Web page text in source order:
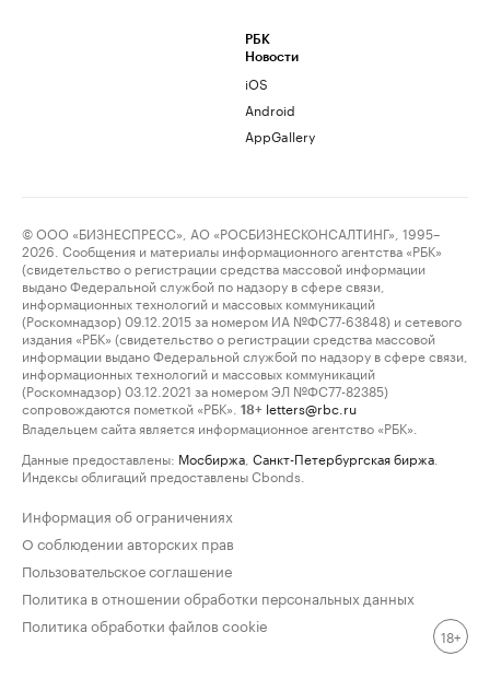
РБК
Новости
iOS
Android
AppGallery
© ООО «БИЗНЕСПРЕСС», АО «РОСБИЗНЕСКОНСАЛТИНГ», 1995–
2026. Сообщения и материалы информационного агентства «РБК»
(свидетельство о регистрации средства массовой информации
выдано Федеральной службой по надзору в сфере связи,
информационных технологий и массовых коммуникаций
(Роскомнадзор) 09.12.2015 за номером ИА №ФС77-63848) и сетевого
издания «РБК» (свидетельство о регистрации средства массовой
информации выдано Федеральной службой по надзору в сфере связи,
информационных технологий и массовых коммуникаций
(Роскомнадзор) 03.12.2021 за номером ЭЛ №ФС77-82385)
сопровождаются пометкой «РБК».
18+ letters@rbc.ru
Владельцем сайта является информационное агентство «РБК».
Данные предоставлены: Мосбиржа Санкт-Петербургская биржа
Индексы облигаций предоставлены Cbonds.
Информация об ограничениях
О соблюдении авторских прав
Пользовательское соглашение
Политика в отношении обработки персональных данных
Политика обработки файлов cookie
18+